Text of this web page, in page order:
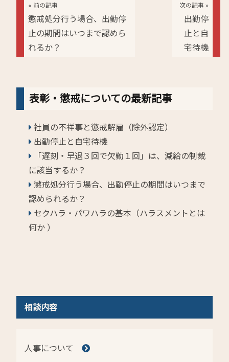
« 前の記事
懲戒処分行う場合、出勤停
止の期間はいつまで認めら
れるか？
次の記事 »
出勤停
止と自
宅待機
表彰・懲戒についての最新記事
社員の不祥事と懲戒解雇（除外認定）
出勤停止と自宅待機
「遅刻・早退３回で欠勤１回」は、減給の制裁
に該当するか？
懲戒処分行う場合、出勤停止の期間はいつまで
認められるか？
セクハラ・パワハラの基本（ハラスメントとは
何か ）
相談内容
人事について